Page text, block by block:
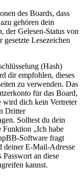
des Boards, dass
gehören dein
der Gelesen-Status von
Lesezeichen
(Hash)
dir empfohlen, dieses
zu verwenden. Das
für das Board,
wird dich kein Vertreter
Dritter
Solltest du dein
Funktion „Ich habe
Software fragt
deiner E-Mail-Adresse
Passwort an diese
kannst.